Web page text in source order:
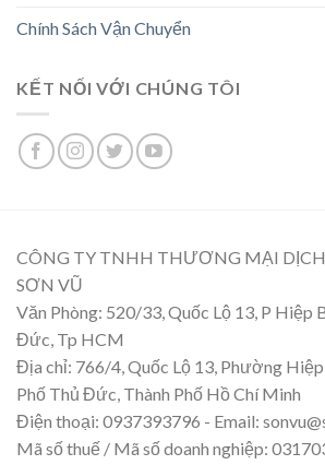
Chính Sách Vận Chuyển
KẾT NỐI VỚI CHÚNG TÔI
CÔNG TY TNHH THƯƠNG MẠI
SƠN VŨ
Văn Phòng: 520/33, Quốc Lộ 13, P Hiệp
Đức, Tp HCM
Địa chỉ: 766/4, Quốc Lộ 13, Phường
Phố Thủ Đức, Thành Phố Hồ Chí Minh
Điện thoại: 0937393796 - Email:
Mã số thuế / Mã số doanh nghiệp: